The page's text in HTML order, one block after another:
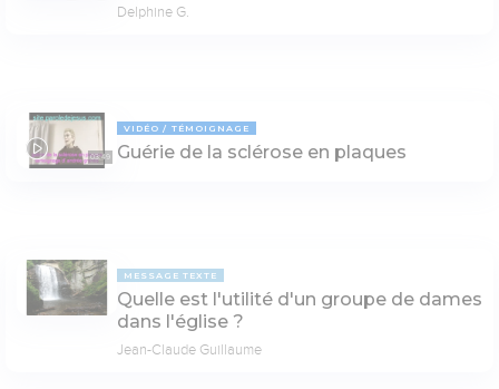
Delphine G.
03:49
VIDÉO TÉMOIGNAGE
Guérie de la sclérose en plaques
MESSAGE TEXTE
Quelle est l'utilité d'un groupe de dames
dans l'église ?
Jean-Claude Guillaume